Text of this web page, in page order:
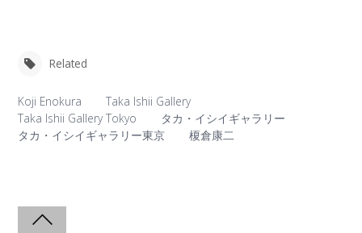
Related
Koji Enokura
Taka Ishii Gallery
Taka Ishii Gallery Tokyo
タカ・イシイギャラリー
タカ・イシイギャラリー東京
榎倉康二